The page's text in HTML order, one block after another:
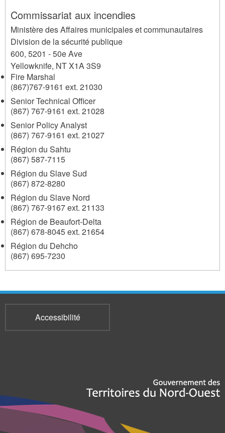
Commissariat aux incendies
Ministère des Affaires municipales et communautaires
Division de la sécurité publique
600, 5201 - 50e Ave
Yellowknife, NTX1A 3S9
Fire Marshal
(867)767-9161 ext. 21030
Senior Technical Officer
(867) 767-9161 ext. 21028
Senior Policy Analyst
(867) 767-9161 ext. 21027
Région du Sahtu
(867) 587-7115
Région du Slave Sud
(867) 872-8280
Région du Slave Nord
(867) 767-9167 ext. 21133
Région de Beaufort-Delta
(867) 678-8045 ext. 21654
Région du Dehcho
(867) 695-7230
Accessibilité